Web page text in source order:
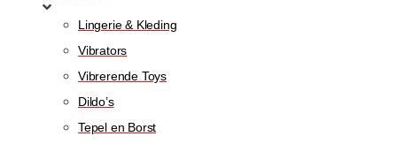
Lingerie & Kleding
Vibrators
Vibrerende Toys
Dildo’s
Tepel en Borst